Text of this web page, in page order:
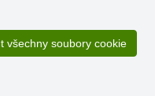
všechny soubory cookie